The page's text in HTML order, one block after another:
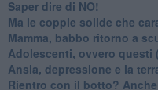
​Saper dire di NO!
​Ma le coppie solide che
​Mamma, babbo ritorno a
Adolescenti, ovvero questi
Ansia, depressione e la
​Rientro con il botto?